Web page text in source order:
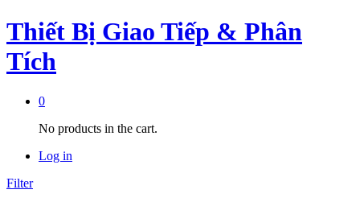
Thiết Bị Giao Tiếp & Phân
Tích
0
No products in the cart.
Log in
Filter